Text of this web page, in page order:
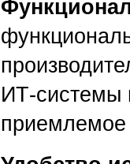
ИТ‑системы
приемлемое